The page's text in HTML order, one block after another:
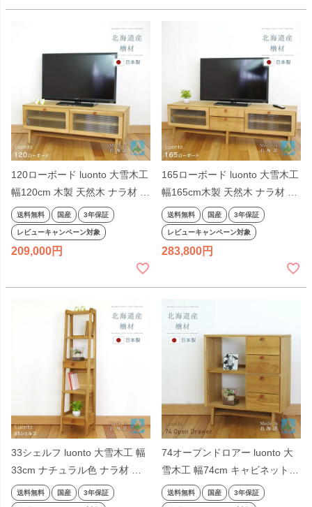
120ローボード luonto 大雪木工
幅120cm 木製 天然木 ナラ材 国
産 日本製 北海道 高級 無垢材
送料無料 国産 3年保証
レビューキャンペーン対象
209,000
165ローボード luonto 大雪木工
幅165cm木製 天然木 ナラ材 国
産 日本製 北海道 高級 無垢材
送料無料 国産 3年保証
レビューキャンペーン対象
283,800
33シェルフ luonto 大雪木工 幅
33cm ナチュラル色 ナラ材 国
産 日本製 北海道 高級 無垢材
送料無料 国産 3年保証
74オープンドロアー luonto 大
雪木工 幅74cm キャビネット
リビング収納 ラック カウンタ
送料無料 国産 3年保証